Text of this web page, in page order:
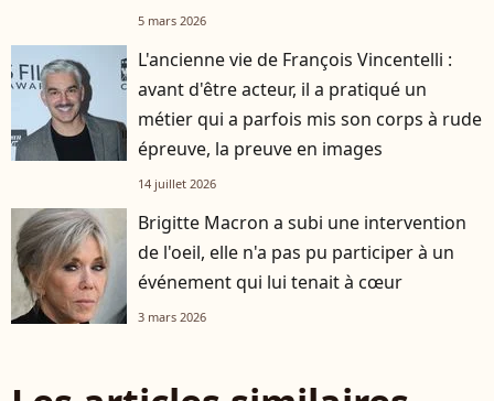
5 mars 2026
L'ancienne vie de François Vincentelli :
avant d'être acteur, il a pratiqué un
métier qui a parfois mis son corps à rude
épreuve, la preuve en images
14 juillet 2026
Brigitte Macron a subi une intervention
de l'oeil, elle n'a pas pu participer à un
événement qui lui tenait à cœur
3 mars 2026